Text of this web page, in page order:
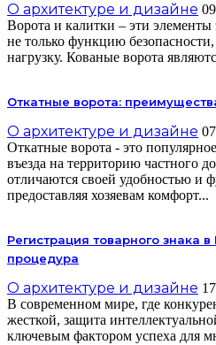
О архитектуре и дизайне
Ворота и калитки – эти
не только функцию
нагрузку. Кованые ворота
Откатные ворота:
О архитектуре и дизайне
Откатные ворота - это
въезда на территорию частного
отличаются своей удобностью и
предоставляя хозяевам комфорт...
Регистрация товарного знака
процедура
О архитектуре и дизайне
В современном мире, где
жесткой, защита
ключевым фактором успеха для